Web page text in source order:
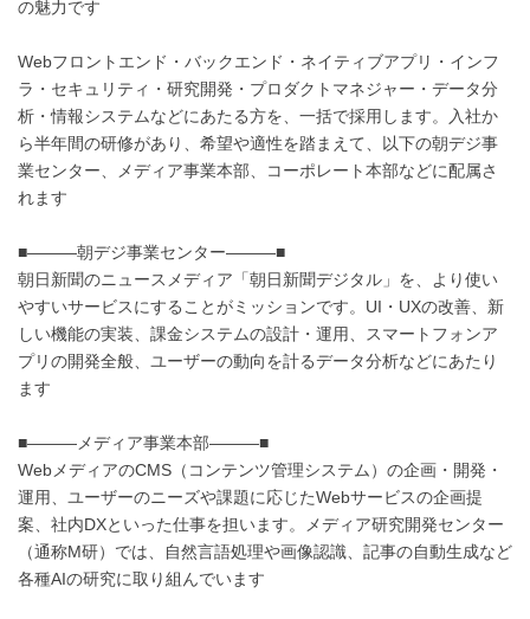
の魅力です
Webフロントエンド・バックエンド・ネイティブアプリ・インフ
ラ・セキュリティ・研究開発・プロダクトマネジャー・データ分
析・情報システムなどにあたる方を、一括で採用します。入社か
ら半年間の研修があり、希望や適性を踏まえて、以下の朝デジ事
業センター、メディア事業本部、コーポレート本部などに配属さ
れます
■―――朝デジ事業センター―――■
朝日新聞のニュースメディア「朝日新聞デジタル」を、より使い
やすいサービスにすることがミッションです。UI・UXの改善、新
しい機能の実装、課金システムの設計・運用、スマートフォンア
プリの開発全般、ユーザーの動向を計るデータ分析などにあたり
ます
■―――メディア事業本部―――■
WebメディアのCMS（コンテンツ管理システム）の企画・開発・
運用、ユーザーのニーズや課題に応じたWebサービスの企画提
案、社内DXといった仕事を担います。メディア研究開発センター
（通称M研）では、自然言語処理や画像認識、記事の自動生成など
各種AIの研究に取り組んでいます